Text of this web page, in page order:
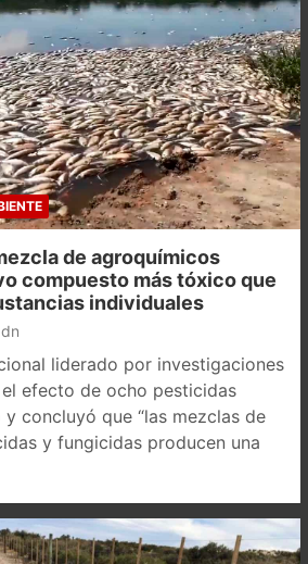
de agroquímicos
compuesto más tóxico que
individuales
dn
liderado por investigaciones
efecto de ocho pesticidas
concluyó que “las mezclas de
y fungicidas producen una